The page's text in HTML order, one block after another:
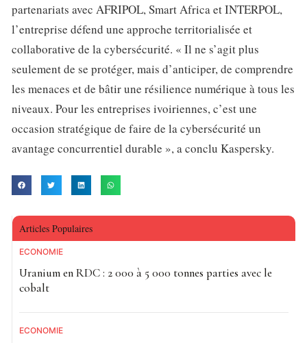
partenariats avec AFRIPOL, Smart Africa et INTERPOL,
l’entreprise défend une approche territorialisée et
collaborative de la cybersécurité. « Il ne s’agit plus
seulement de se protéger, mais d’anticiper, de comprendre
les menaces et de bâtir une résilience numérique à tous les
niveaux. Pour les entreprises ivoiriennes, c’est une
occasion stratégique de faire de la cybersécurité un
avantage concurrentiel durable », a conclu Kaspersky.
Articles Populaires
ECONOMIE
Uranium en RDC : 2 000 à 5 000 tonnes parties avec le
cobalt
ECONOMIE